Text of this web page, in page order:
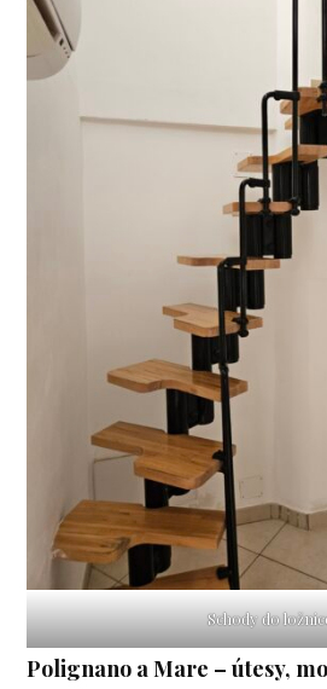
Schody do
Polignano a Mare – útesy,